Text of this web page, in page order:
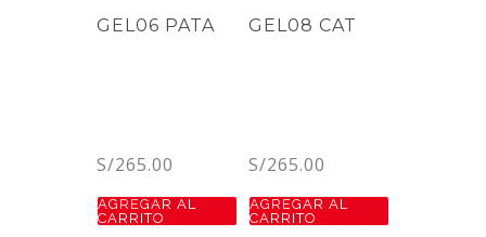
GEL06 PATA
S/265.00
AGREGAR AL
CARRITO
GEL08 CAT
S/265.00
AGREGAR AL
CARRITO